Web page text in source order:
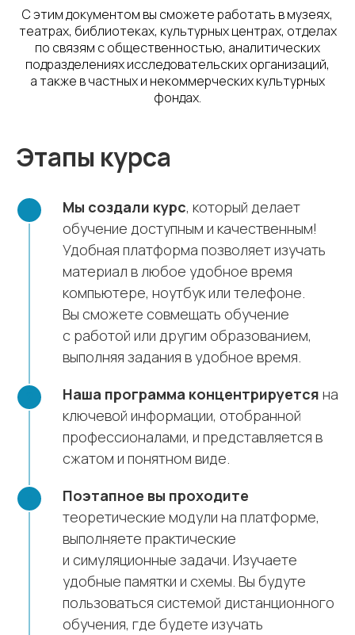
С этим документом вы сможете работать в музеях,
театрах, библиотеках, культурных центрах, отделах
по связям с общественностью, аналитических
подразделениях исследовательских организаций,
а также в частных и некоммерческих культурных
фондах.
Этапы курса
Мы создали курс, который делает
обучение доступным и качественным!
Удобная платформа позволяет изучать
материал в любое удобное время
компьютере, ноутбук или телефоне.
Вы сможете совмещать обучение
с работой или другим образованием,
выполняя задания в удобное время.
Наша программа концентрируется на
ключевой информации, отобранной
профессионалами, и представляется в
сжатом и понятном виде.
Поэтапное вы проходите
теоретические модули на платформе,
выполняете практические
и симуляционные задачи. Изучаете
удобные памятки и схемы. Вы будуте
пользоваться системой дистанционного
обучения, где будете изучать